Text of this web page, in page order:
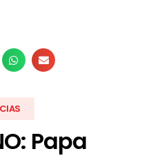
Papa